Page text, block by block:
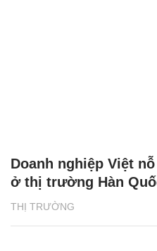
THỊ TRƯỜNG
Doanh nghiệp Việt
ở thị trường Hàn